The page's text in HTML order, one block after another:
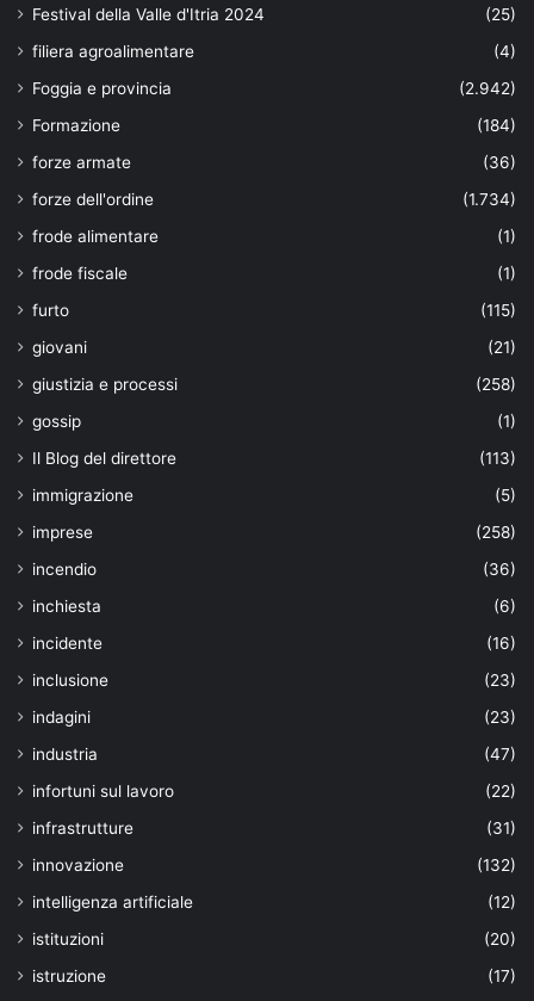
Festival della Valle d'Itria 2024
(25)
filiera agroalimentare
(4)
Foggia e provincia
(2.942)
Formazione
(184)
forze armate
(36)
forze dell'ordine
(1.734)
frode alimentare
(1)
frode fiscale
(1)
furto
(115)
giovani
(21)
giustizia e processi
(258)
gossip
(1)
Il Blog del direttore
(113)
immigrazione
(5)
imprese
(258)
incendio
(36)
inchiesta
(6)
incidente
(16)
inclusione
(23)
indagini
(23)
industria
(47)
infortuni sul lavoro
(22)
infrastrutture
(31)
innovazione
(132)
intelligenza artificiale
(12)
istituzioni
(20)
istruzione
(17)